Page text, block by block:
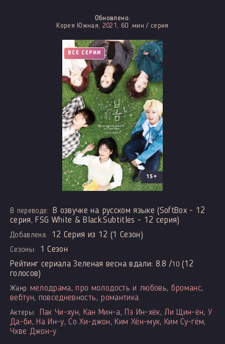
Обновлено:
Корея Южная, 2021 , 60 .мин / серия
ВСЕ СЕРИИ
15+
В переводе:
В озвучке на русском языке (SoftBox - 12
серия, FSG White & Black.Subtitles - 12 серия)
Добавлена: 12 Серия из 12 (1 Сезон)
Сезоны:
1 Сезон
Рейтинг сериала Зеленая весна вдали: 8.8 /10 (12
голосов)
Жанр: мелодрама,про молодость и любовь, броманс,
вебтун, повседневность, романтика
Актеры: Пак Чи-хун, Кан Мин-а, Пэ Ин-хёк,Ли Щин-ён, У
Да-би, На Ин-у,Со Хи-джон, Ким Хён-мук, Ким Су-гём,
Чхве Джон-у